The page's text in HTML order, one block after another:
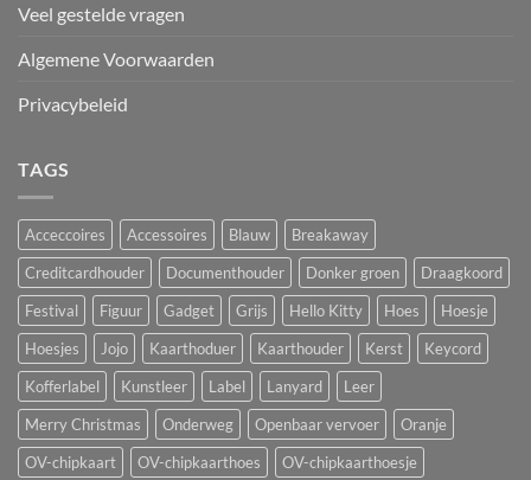
Veel gestelde vragen
Algemene Voorwaarden
Privacybeleid
TAGS
Acceccoires Accessoires Blauw
Breakaway
Creditcardhouder
Documenthouder Donker groen
Draagkoord
Festival
Figuur Gadget Grijs Hello Kitty Hoes
Hoesje
Hoesjes
Jojo Kaarthoduer Kaarthouder Kerst
Keycord
Kofferlabel
Kunstleer Label Lanyard
Leer
Merry Christmas
Onderweg Openbaar vervoer
Oranje
OV-chipkaart
OV-chipkaarthoes
OV-chipkaarthoesje